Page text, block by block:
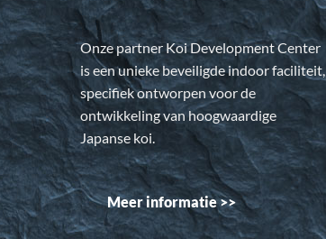
Onze partner Koi Development Center
is een unieke beveiligde indoor faciliteit,
specifiek ontworpen voor de
ontwikkeling van hoogwaardige
Japanse koi.
Meer informatie >>